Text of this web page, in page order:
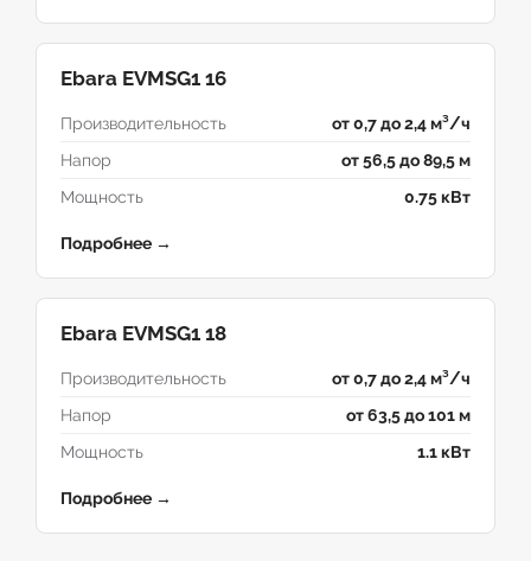
Ebara EVMSG1 16
Производительность
от 0,7 до 2,4 м³/ч
Напор
от 56,5 до 89,5 м
Мощность
0.75 кВт
Подробнее →
Ebara EVMSG1 18
Производительность
от 0,7 до 2,4 м³/ч
Напор
от 63,5 до 101 м
Мощность
1.1 кВт
Подробнее →